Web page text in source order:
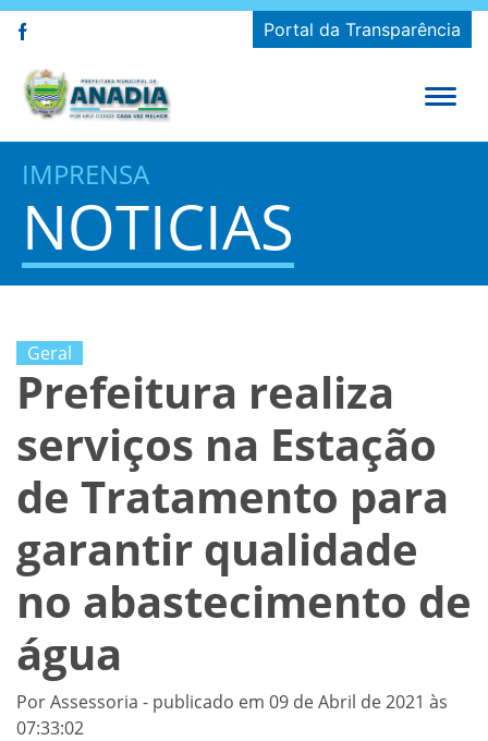
Portal da Transparência
IMPRENSA
NOTICIAS
Geral
Prefeitura realiza
serviços na Estação
de Tratamento para
garantir qualidade
no abastecimento de
água
Por Assessoria - publicado em 09 de Abril de 2021 às
07:33:02